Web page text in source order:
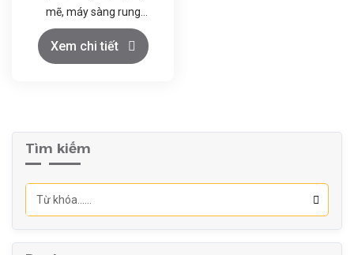
mẽ, máy sàng rung
1500mm TY-SR1500 là giải
pháp lý tưởng cho các
nhiều ngành công nghiệp.
Xem chi tiết
Tìm kiếm